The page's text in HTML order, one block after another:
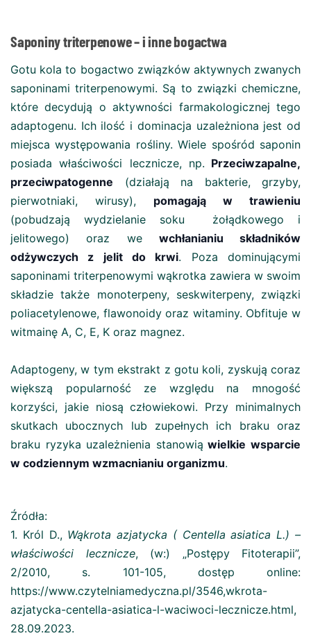
Saponiny triterpenowe – i inne bogactwa
Gotu kola to bogactwo związków aktywnych zwanych
saponinami triterpenowymi. Są to związki chemiczne,
które decydują o aktywności farmakologicznej tego
adaptogenu. Ich ilość i dominacja uzależniona jest od
miejsca występowania rośliny. Wiele spośród saponin
posiada właściwości lecznicze, np. Przeciwzapalne,
przeciwpatogenne (działają na bakterie, grzyby,
pierwotniaki, wirusy), pomagają w trawieniu
(pobudzają wydzielanie soku żołądkowego i
jelitowego) oraz we wchłanianiu składników
odżywczych z jelit do krwi. Poza dominującymi
saponinami triterpenowymi wąkrotka zawiera w swoim
składzie także monoterpeny, seskwiterpeny, związki
poliacetylenowe, flawonoidy oraz witaminy. Obfituje w
witmainę A, C, E, K oraz magnez.
Adaptogeny, w tym ekstrakt z gotu koli, zyskują coraz
większą popularność ze względu na mnogość
korzyści, jakie niosą człowiekowi. Przy minimalnych
skutkach ubocznych lub zupełnych ich braku oraz
braku ryzyka uzależnienia stanowią wielkie wsparcie
w codziennym wzmacnianiu organizmu.
Źródła:
1. Król D., Wąkrota azjatycka ( Centella asiatica L.) –
właściwości lecznicze, (w:) „Postępy Fitoterapii”,
2/2010, s. 101-105, dostęp online:
https://www.czytelniamedyczna.pl/3546,wkrota-
azjatycka-centella-asiatica-l-waciwoci-lecznicze.html,
28.09.2023.